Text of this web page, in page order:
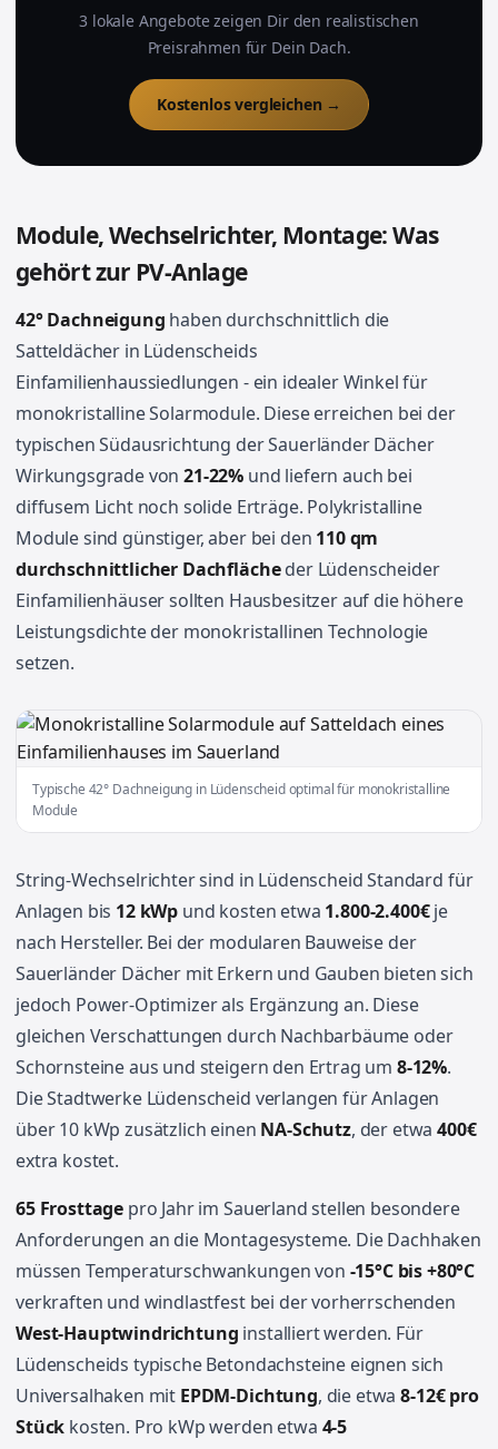
3 lokale Angebote zeigen Dir den realistischen
Preisrahmen für Dein Dach.
Kostenlos vergleichen →
Module, Wechselrichter, Montage: Was
gehört zur PV-Anlage
42° Dachneigung haben durchschnittlich die
Satteldächer in Lüdenscheids
Einfamilienhaussiedlungen - ein idealer Winkel für
monokristalline Solarmodule. Diese erreichen bei der
typischen Südausrichtung der Sauerländer Dächer
Wirkungsgrade von21-22% und liefern auch bei
diffusem Licht noch solide Erträge. Polykristalline
Module sind günstiger, aber bei den 110 qm
durchschnittlicher Dachflächeder Lüdenscheider
Einfamilienhäuser sollten Hausbesitzer auf die höhere
Leistungsdichte der monokristallinen Technologie
setzen.
Typische 42° Dachneigung in Lüdenscheid optimal für monokristalline
Module
String-Wechselrichter sind in Lüdenscheid Standard für
Anlagen bis 12 kWp und kosten etwa 1.800-2.400€je
nach Hersteller. Bei der modularen Bauweise der
Sauerländer Dächer mit Erkern und Gauben bieten sich
jedoch Power-Optimizer als Ergänzung an. Diese
gleichen Verschattungen durch Nachbarbäume oder
Schornsteine aus und steigern den Ertrag um 8-12%.
Die Stadtwerke Lüdenscheid verlangen für Anlagen
über 10 kWp zusätzlich einen NA-Schutz, der etwa400€
extra kostet.
65 Frosttage pro Jahr im Sauerland stellen besondere
Anforderungen an die Montagesysteme. Die Dachhaken
müssen Temperaturschwankungen von -15°C bis +80°C
verkraften und windlastfest bei der vorherrschenden
West-Hauptwindrichtung installiert werden. Für
Lüdenscheids typische Betondachsteine eignen sich
Universalhaken mit EPDM-Dichtung, die etwa8-12€ pro
Stück kosten. Pro kWp werden etwa 4-5